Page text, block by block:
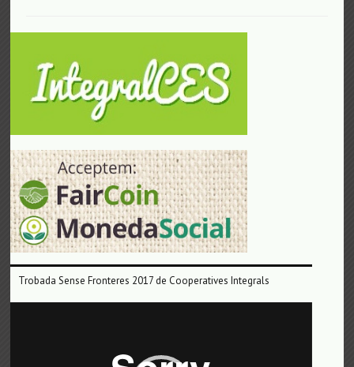
Trobada Sense Fronteres 2017 de Cooperatives Integrals